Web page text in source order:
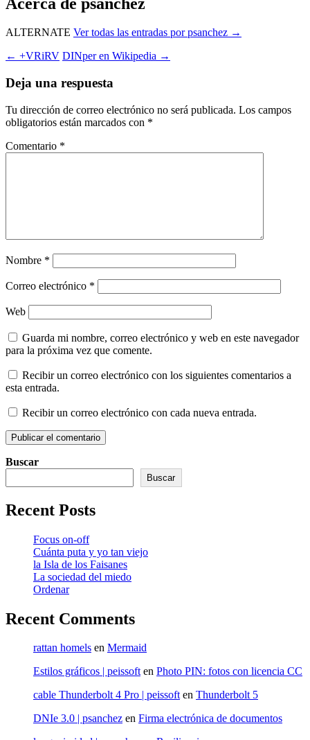
ALTERNATE Ver todas las entradas por psanchez →
Navegación
de
entradas
← +VRiRV DINper en Wikipedia →
Deja una respuesta
Tu dirección de correo electrónico no será publicada. Los campos
obligatorios están marcados con *
Comentario *
Nombre *
Correo electrónico *
Web
Guarda mi nombre, correo electrónico y web en este navegador
para la próxima vez que comente.
Recibir un correo electrónico con los siguientes comentarios a
esta entrada.
Recibir un correo electrónico con cada nueva entrada.
Buscar
Buscar
Recent Posts
Focus on-off
Cuánta puta y yo tan viejo
la Isla de los Faisanes
La sociedad del miedo
Ordenar
Recent Comments
rattan homels en Mermaid
Estilos gráficos | peissoften Photo PIN: fotos con licencia CC
cable Thunderbolt 4 Pro | peissoften Thunderbolt 5
DNIe 3.0 | psanchez en Firma electrónica de documentos